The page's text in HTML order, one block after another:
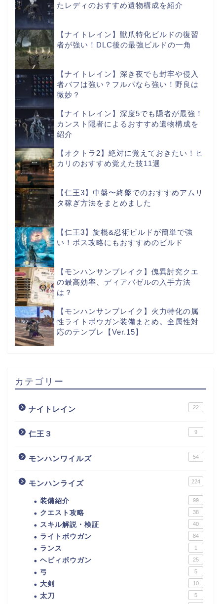
たレディのおすすめ遺物構成を紹介
【ナイトレイン】獣爪特化ビルドの復習
者が強い！DLC後の最強ビルドの一角
【ナイトレイン】深き夜でも封牢や侵入
者バフは強い？フルパなら強い！野良は
微妙？
【ナイトレイン】深度5でも隠者が最強！
カンスト隠者によるおすすめ遺物構成を
紹介
【オクトラ2】絶対に覚えておきたい！ヒ
カリのおすすめ覚えた技11選
【仁王3】中盤〜終盤でのおすすめアムリ
タ稼ぎ方法をまとめました
【仁王3】旋棍&忍術ビルドが簡単で強
い！ボス攻略にもおすすめのビルド
【モンハンサンブレイク】傀異討究クエ
の最高効率、ディアバゼルの入手方法
は？
【モンハンサンブレイク】火力特化の属
性ライトボウガン装備まとめ。全属性対
応のテンプレ【Ver.15】
カテゴリー
ナイトレイン 22
仁王３ 9
モンハンワイルズ 54
モンハンライズ 224
装備紹介 99
クエスト攻略 38
スキル解説・検証 40
ライトボウガン 84
ランス 1
ヘビィボウガン 25
弓 5
大剣 10
太刀 5